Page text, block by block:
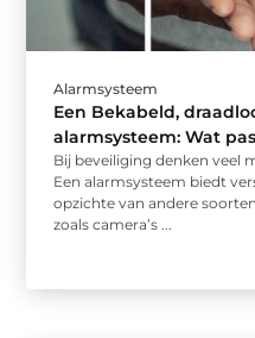
Alarmsysteem
Een Bekabeld,
alarmsysteem: Wat
Bij beveiliging denken veel
Een alarmsysteem biedt
opzichte van andere
zoals camera’s ...